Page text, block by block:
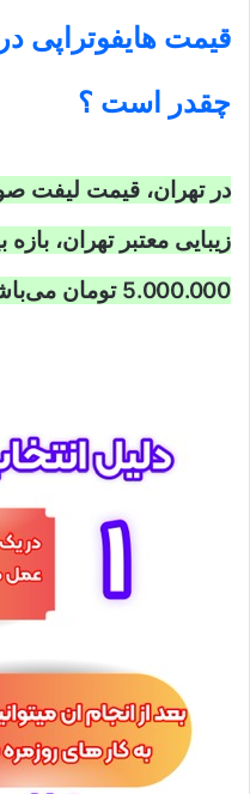
چقدر است ؟
در تهران، قیمت لیفت
5.000.000 تومان می‌باشد.